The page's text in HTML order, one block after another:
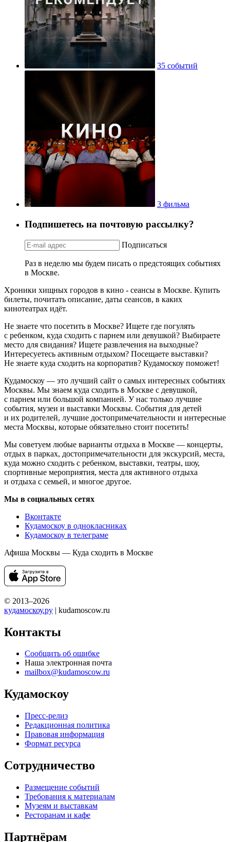
35 событий
3 фильма
Подпишетесь на почтовую рассылку?
Подписаться
Раз в неделю мы будем писать о предстоящих событиях
в Москве.
Хроники хищных городов в кино - сеансы в Москве. Купить
билеты, почитать описание, даты сеансов, в каких
кинотеатрах идёт.
Не знаете что посетить в Москве? Ищете где погулять
с ребенком, куда сходить с парнем или девушкой? Выбираете
место для свидания? Ищете развлечения на выходные?
Интересуетесь активным отдыхом? Посещаете выставки?
Не знаете куда сходить на корпоратив? Кудамоскоу поможет!
Кудамоскоу — это лучший сайт о самых интересных событиях
Москвы. Мы знаем куда сходить в Москве с девушкой,
с парнем или большой компанией. У нас только лучшие
события, музеи и выставки Москвы. События для детей
и их родителей, лучшие достопримечательности и интересные
места Москвы, которые обязательно стоит посетить!
Мы советуем любые варианты отдыха в Москве — концерты,
отдых в парках, достопримечательности для экскурсий, места,
куда можно сходить с ребенком, выставки, театры, шоу,
спортивные мероприятия, места для активного отдыха
и отдыха с семьей, и многое другое.
Мы в социальных сетях
Вконтакте
Кудамоскоу в однокласниках
Кудамоскоу в телеграме
Афиша Москвы — Куда сходить в Москве
© 2013–2026
кудамоскоу.ру | kudamoscow.ru
Контакты
Сообщить об ошибке
Наша электронная почта
mailbox@kudamoscow.ru
Кудамоскоу
Пресс-релиз
Редакционная политика
Правовая информация
Формат ресурса
Сотрудничество
Размещение событий
Требования к материалам
Музеям и выставкам
Ресторанам и кафе
Партнёрам